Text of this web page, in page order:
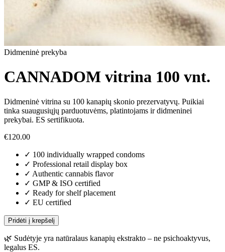
Didmeninė prekyba
CANNADOM vitrina 100 vnt.
Didmeninė vitrina su 100 kanapių skonio prezervatyvų. Puikiai
tinka suaugusiųjų parduotuvėms, platintojams ir didmeninei
prekybai. ES sertifikuota.
€120.00
✓ 100 individually wrapped condoms
✓ Professional retail display box
✓ Authentic cannabis flavor
✓ GMP & ISO certified
✓ Ready for shelf placement
✓ EU certified
Pridėti į krepšelį
🌿 Sudėtyje yra natūralaus kanapių ekstrakto – ne psichoaktyvus,
legalus ES.